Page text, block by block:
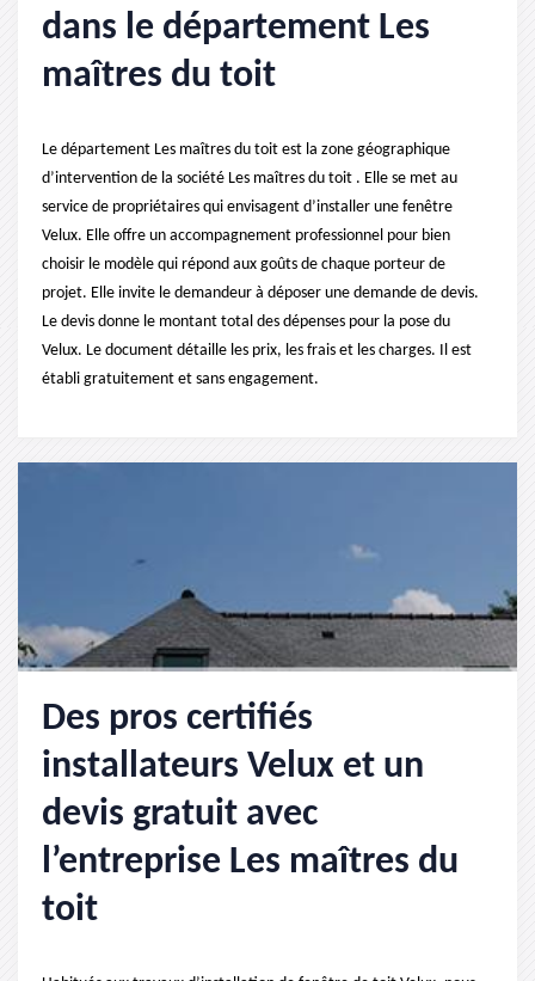
dans le département Les
maîtres du toit
Le département Les maîtres du toit est la zone géographique
d’intervention de la société Les maîtres du toit . Elle se met au
service de propriétaires qui envisagent d’installer une fenêtre
Velux. Elle offre un accompagnement professionnel pour bien
choisir le modèle qui répond aux goûts de chaque porteur de
projet. Elle invite le demandeur à déposer une demande de devis.
Le devis donne le montant total des dépenses pour la pose du
Velux. Le document détaille les prix, les frais et les charges. Il est
établi gratuitement et sans engagement.
Des pros certifiés
installateurs Velux et un
devis gratuit avec
l’entreprise Les maîtres du
toit